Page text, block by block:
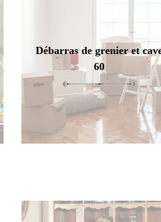
Débarras de grenier et
60